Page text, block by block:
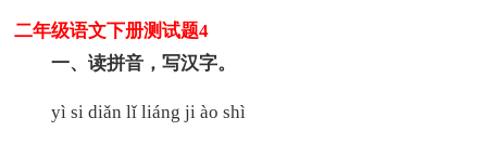
二年级语文下册测试题4
一、读拼音，写汉字。
yì si diǎn lǐ liáng ji ào shì